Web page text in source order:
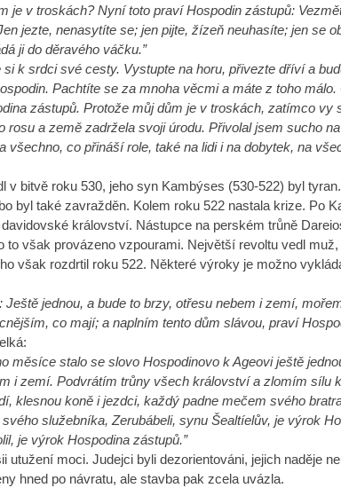
je v troskách? Nyní toto praví Hospodin zástupů:
jezte, nenasytíte se; jen pijte, žízeň neuhasíte; jen se
ji do děravého váčku.”
si k srdci své cesty. Vystupte na horu, přivezte dříví a
Pachtíte se za mnoha věcmi a máte z toho málo.
zástupů. Protože můj dům je v troskách, zatímco vy
rosu a země zadržela svoji úrodu. Přivolal jsem sucho
všechno, co přináší role, také na lidi i na dobytek, na
v bitvě roku 530, jeho syn Kambýses (530-522) byl
byl také zavražděn. Kolem roku 522 nastala krize. Po
království. Nástupce na perském trůně
to však provázeno vzpourami. Největší revoltu vedl
však rozdrtil roku 522. Některé výroky je možno
Ještě jednou, a bude to brzy, otřesu nebem i zemí,
co mají; a naplním tento dům slávou, praví
měsíce stalo se slovo Hospodinovo k Ageovi ještě
i zemí. Podvrátím trůny všech království a zlomím sílu
klesnou koně i jezdci, každý padne mečem svého
služebníka, Zerubábeli, synu Šealtíelův, je výrok
je výrok Hospodina zástupů.”
utužení moci. Judejci byli dezorientováni, jejich naděje
hned po návratu, ale stavba pak zcela uvázla.